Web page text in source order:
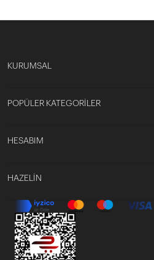
KURUMSAL
POPÜLER KATEGORİLER
HESABIM
HAZELİN